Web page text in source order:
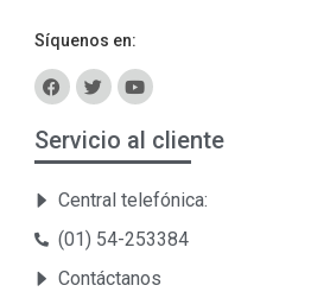
Síquenos en:
Servicio al cliente
Central telefónica:
(01) 54-253384
Contáctanos